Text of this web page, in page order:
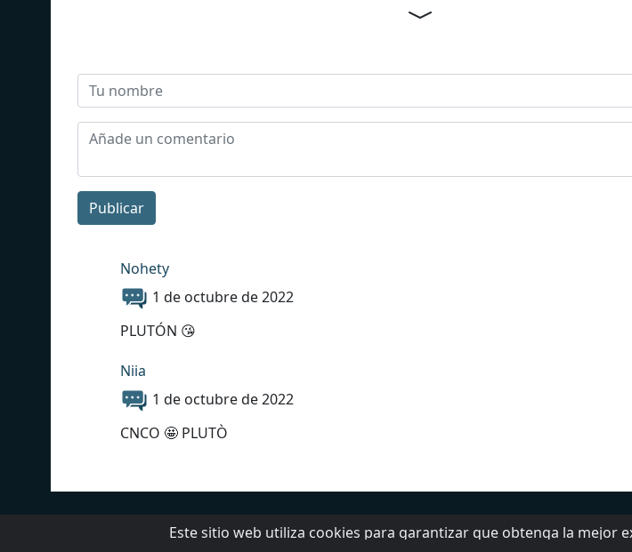
Publicar
Nohety
1 de octubre de 2022
PLUTÓN 😘
Niia
1 de octubre de 2022
CNCO 🤩 PLUTÒ
Política de privacidad Agrega tu radio Contactos
Este sitio web utiliza cookies para garantizar que obtenga la mejor